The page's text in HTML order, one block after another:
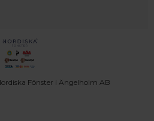
Fönster i Ängelholm AB